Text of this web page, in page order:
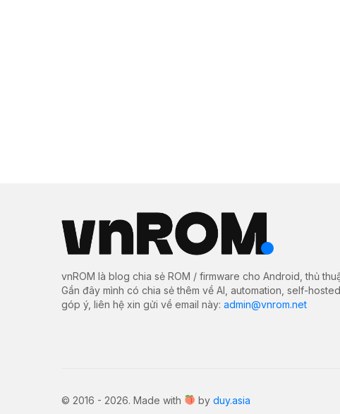
vnROM là blog chia sẻ ROM / firmware cho Android, thủ
Gần đây mình có chia sẻ thêm về AI, automation, self-
góp ý, liên hệ xin gửi về email này: admin@vnrom.net
© 2016 - 2026. Made with by duy.asia